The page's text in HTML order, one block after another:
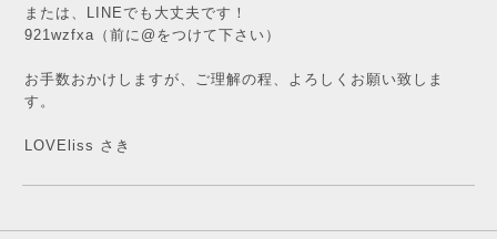
または、LINEでも大丈夫です！
921wzfxa（前に@をつけて下さい）
お手数おかけしますが、ご理解の程、よろしくお願い致しま
す。
LOVEliss さき